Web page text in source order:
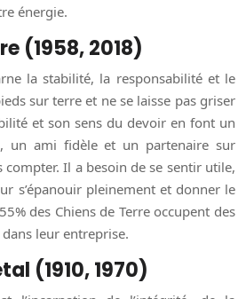
énergie.
(1958, 2018)
la stabilité, la responsabilité et le
sur terre et ne se laisse pas griser
et son sens du devoir en font un
un ami fidèle et un partenaire sur
Il a besoin de se sentir utile,
s’épanouir pleinement et donner le
des Chiens de Terre occupent des
leur entreprise.
(1910, 1970)